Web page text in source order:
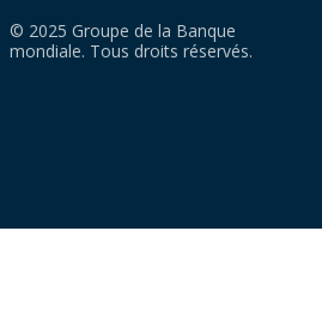
© 2025 Groupe de la Banque
mondiale. Tous droits réservés.